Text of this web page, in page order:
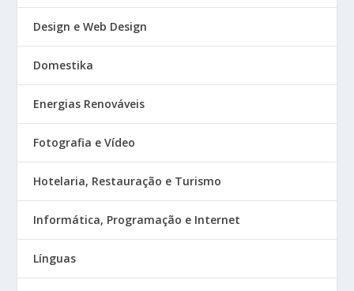
Design e Web Design
Domestika
Energias Renováveis
Fotografia e Vídeo
Hotelaria, Restauração e Turismo
Informática, Programação e Internet
Línguas